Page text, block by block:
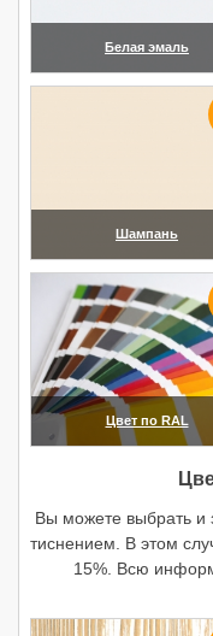
Белая эмаль
Шампань
Цвет по RAL
Вы можете выбрать и
тиснением. В этом
15%. Всю